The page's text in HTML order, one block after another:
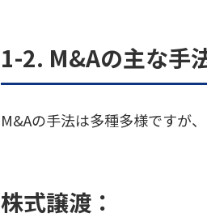
1-2. M&Aの主な手
M&Aの手法は多種多様ですが
株式譲渡：